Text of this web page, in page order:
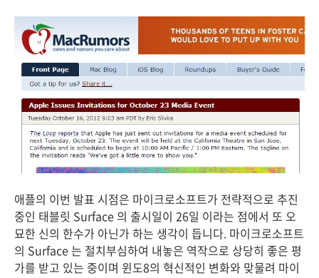
애플의 이번 발표 시점은 마이크로소프트가 전략적으로 추진
중인 태블릿 Surface 의 출시일이 26일 이라는 점에서 또 오
묘한 신의 한수가 아닌가 하는 생각이 듭니다. 마이크로소프트
의 Surface 는 절치부심하여 내놓은 역작으로 상당히 좋은 평
가를 받고 있는 중이며 윈도8의 혁신적인 변화와 맞물려 마이